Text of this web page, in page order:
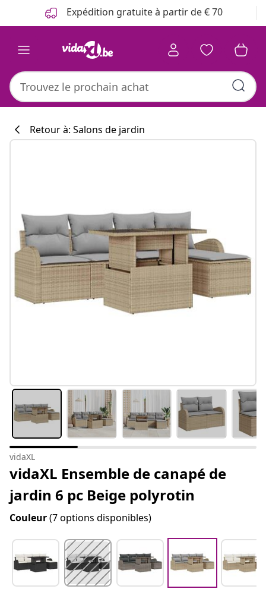
Expédition gratuite à partir de € 70
Retour à: Salons de jardin
vidaXL
vidaXL Ensemble de canapé de
jardin 6 pc Beige polyrotin
Couleur(7 options disponibles)